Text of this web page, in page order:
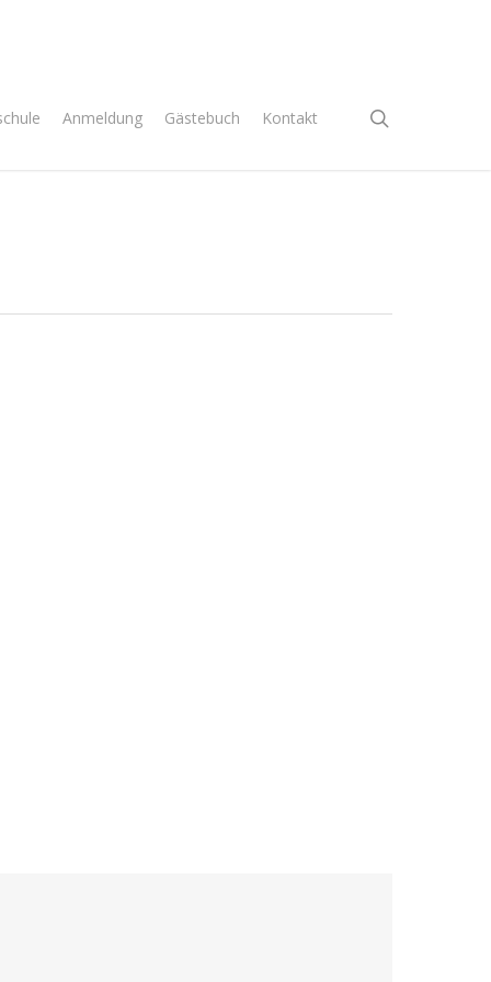
Anmeldung Gästebuch Kontakt